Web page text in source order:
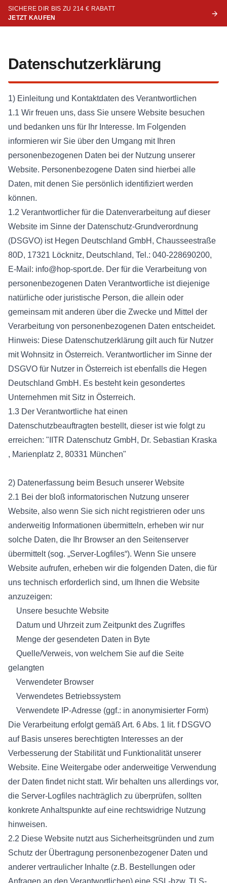
SICHERE DIR BIS ZU 214 € RABATT
JETZT KAUFEN
Datenschutzerklärung
1) Einleitung und Kontaktdaten des Verantwortlichen
1.1 Wir freuen uns, dass Sie unsere Website besuchen
und bedanken uns für Ihr Interesse. Im Folgenden
informieren wir Sie über den Umgang mit Ihren
personenbezogenen Daten bei der Nutzung unserer
Website. Personenbezogene Daten sind hierbei alle
Daten, mit denen Sie persönlich identifiziert werden
können.
1.2 Verantwortlicher für die Datenverarbeitung auf dieser
Website im Sinne der Datenschutz-Grundverordnung
(DSGVO) ist Hegen Deutschland GmbH, Chausseestraße
80D, 17321 Löcknitz, Deutschland, Tel.: 040-228690200,
E-Mail: info@hop-sport.de. Der für die Verarbeitung von
personenbezogenen Daten Verantwortliche ist diejenige
natürliche oder juristische Person, die allein oder
gemeinsam mit anderen über die Zwecke und Mittel der
Verarbeitung von personenbezogenen Daten entscheidet.
Hinweis: Diese Datenschutzerklärung gilt auch für Nutzer
mit Wohnsitz in Österreich. Verantwortlicher im Sinne der
DSGVO für Nutzer in Österreich ist ebenfalls die Hegen
Deutschland GmbH. Es besteht kein gesondertes
Unternehmen mit Sitz in Österreich.
1.3 Der Verantwortliche hat einen
Datenschutzbeauftragten bestellt, dieser ist wie folgt zu
erreichen: "IITR Datenschutz GmbH, Dr. Sebastian Kraska
, Marienplatz 2, 80331 München"
2) Datenerfassung beim Besuch unserer Website
2.1 Bei der bloß informatorischen Nutzung unserer
Website, also wenn Sie sich nicht registrieren oder uns
anderweitig Informationen übermitteln, erheben wir nur
solche Daten, die Ihr Browser an den Seitenserver
übermittelt (sog. „Server-Logfiles“). Wenn Sie unsere
Website aufrufen, erheben wir die folgenden Daten, die für
uns technisch erforderlich sind, um Ihnen die Website
anzuzeigen:
Unsere besuchte Website
Datum und Uhrzeit zum Zeitpunkt des Zugriffes
Menge der gesendeten Daten in Byte
Quelle/Verweis, von welchem Sie auf die Seite
gelangten
Verwendeter Browser
Verwendetes Betriebssystem
Verwendete IP-Adresse (ggf.: in anonymisierter Form)
Die Verarbeitung erfolgt gemäß Art. 6 Abs. 1 lit. f DSGVO
auf Basis unseres berechtigten Interesses an der
Verbesserung der Stabilität und Funktionalität unserer
Website. Eine Weitergabe oder anderweitige Verwendung
der Daten findet nicht statt. Wir behalten uns allerdings vor,
die Server-Logfiles nachträglich zu überprüfen, sollten
konkrete Anhaltspunkte auf eine rechtswidrige Nutzung
hinweisen.
2.2 Diese Website nutzt aus Sicherheitsgründen und zum
Schutz der Übertragung personenbezogener Daten und
anderer vertraulicher Inhalte (z.B. Bestellungen oder
Anfragen an den Verantwortlichen) eine SSL-bzw. TLS-